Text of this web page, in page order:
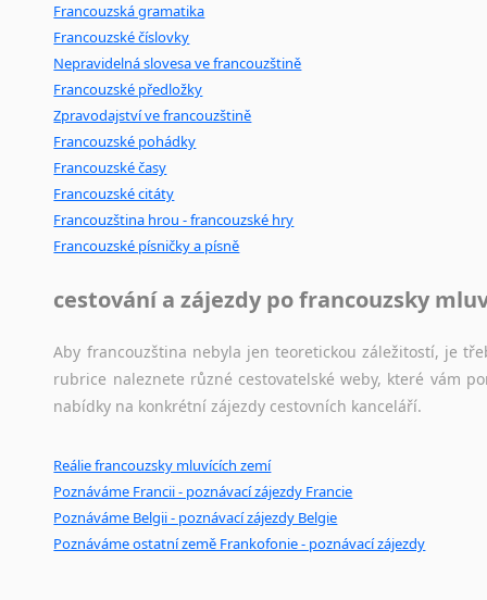
Francouzská gramatika
Francouzské číslovky
Nepravidelná slovesa ve francouzštině
Francouzské předložky
Zpravodajství ve francouzštině
Francouzské pohádky
Francouzské časy
Francouzské citáty
Francouzština hrou - francouzské hry
Francouzské písničky a písně
cestování a zájezdy po francouzsky
Aby francouzština nebyla jen teoretickou záležitostí, je
rubrice naleznete různé cestovatelské weby, které vám
nabídky na konkrétní zájezdy cestovních kanceláří.
Reálie francouzsky mluvících zemí
Poznáváme Francii - poznávací zájezdy Francie
Poznáváme Belgii - poznávací zájezdy Belgie
Poznáváme ostatní země Frankofonie - poznávací zájezdy